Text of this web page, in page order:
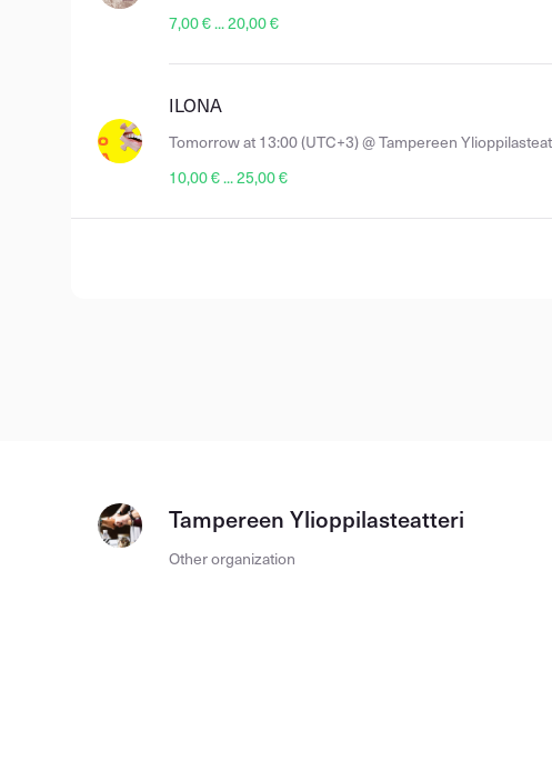
7,00 € ... 20,00 €
ILONA
Tomorrow at 13:00 (UTC+3) @ Tampereen
10,00 € ... 25,00 €
Tampereen Ylioppilasteatteri
Other organization